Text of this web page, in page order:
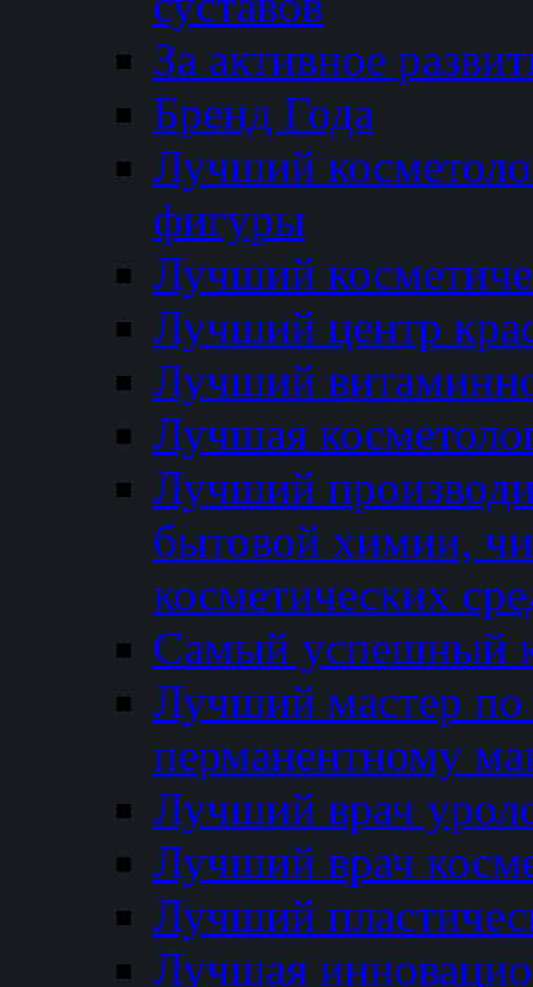
За активное
Бренд Года
Лучший
фигуры
Лучший
Лучший центр
Лучший
Лучшая
Лучший
бытовой химии,
косметических
Самый успешный
Лучший мастер по
перманентному
Лучший врач
Лучший врач
Лучший
Лучшая